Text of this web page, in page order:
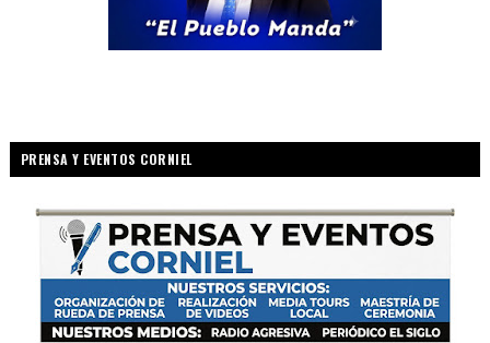
PRENSA Y EVENTOS CORNIEL